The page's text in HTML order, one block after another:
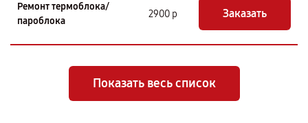
Ремонт термоблока/
пароблока
2900 р Заказать
Показать весь список